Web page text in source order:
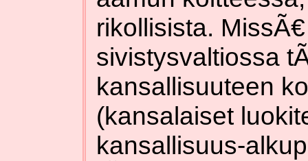
rikollisista.
sivistysvaltiossa
kansallisuuteen
(kansalaiset
kansallisuus-